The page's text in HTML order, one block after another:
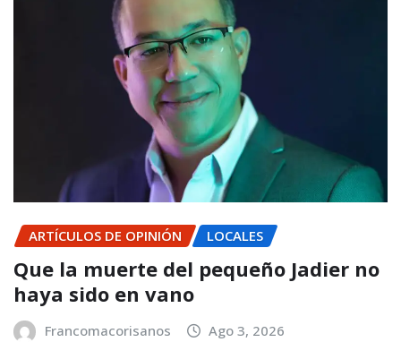
ARTÍCULOS DE OPINIÓN LOCALES
Que la muerte del pequeño Jadier no
haya sido en vano
Francomacorisanos Ago 3, 2026